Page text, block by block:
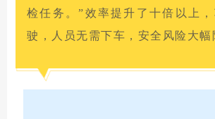
检任务。”效率提升了十倍以上
驶，人员无需下车，安全风险大幅